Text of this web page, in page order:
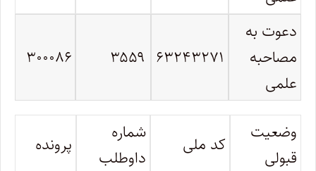
دعوت به
مصاحبه
علمی
۶۳۲۴۳۲۷۱ ۳۵۵۹ ۳۰۰۰۸۶
وضعیت
قبولی
کد ملی
شماره
داوطلب
پرونده